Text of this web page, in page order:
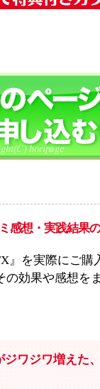
感想・実践結果
』を実際にご購
効果や感想を
ジワジワ増えた